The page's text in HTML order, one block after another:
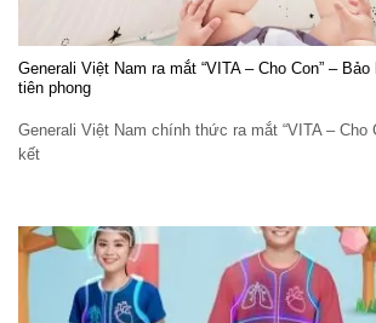
Generali Việt Nam ra mắt “VITA – Cho Con” –
tiên phong
Generali Việt Nam chính thức ra mắt “VITA – Cho
kết